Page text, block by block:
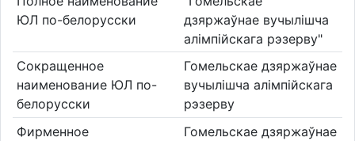
ЮЛ по-белорусски
дзяржаўнае вучылішча
алімпійскага рэзерву"
Сокращенное
наименование ЮЛ по-
белорусски
Гомельскае дзяржаўнае
вучылішча алімпійскага
рэзерву
Фирменное
Гомельскае дзяржаўнае